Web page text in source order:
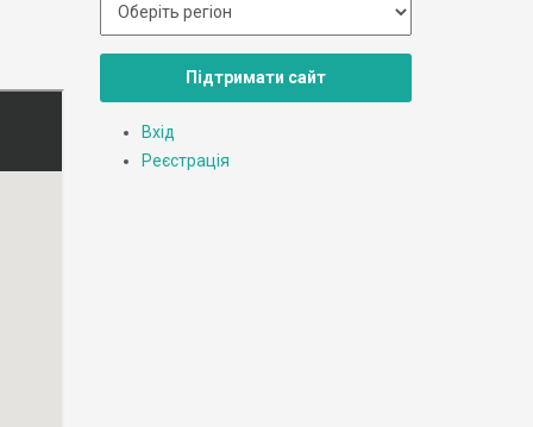
Підтримати сайт
Вхід
Реєстрація